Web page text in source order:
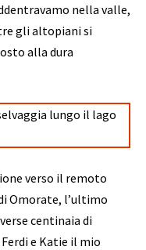
nella valle,
gli altopiani si
alla dura
verso il remoto
Omorate, l’ultimo
centinaia di
e Katie il mio